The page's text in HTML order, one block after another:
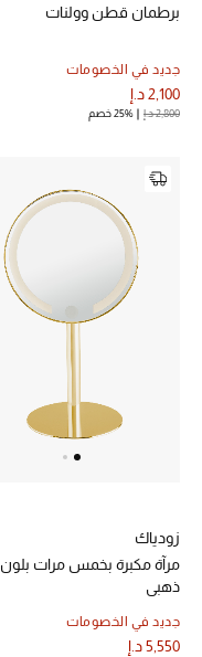
برطمان قطن وولنات
جديد في الخصومات
2,100 د.إ
2,800 د.إ 25% خصم
زودياك
مرآة مكبرة بخمس مرات بلون
ذهبي
جديد في الخصومات
5,550 د.إ